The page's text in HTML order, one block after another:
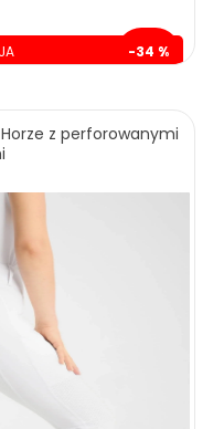
-34 %
zł
Horze z perforowanymi